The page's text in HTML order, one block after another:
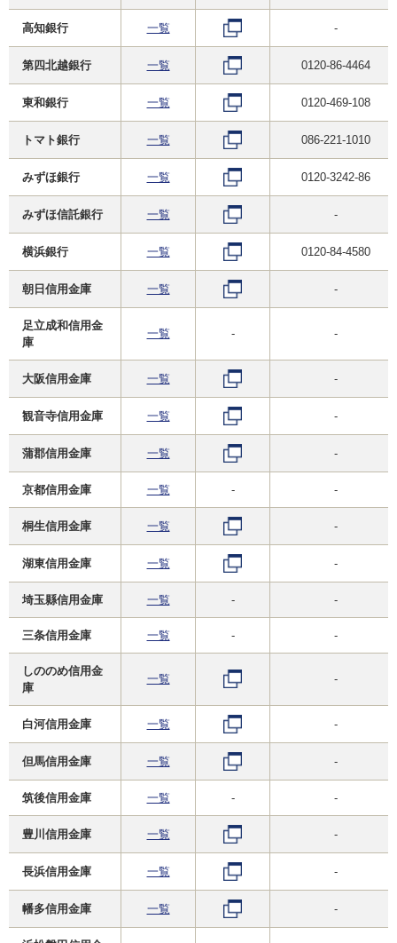
高知銀行 一覧 -
第四北越銀行 一覧 0120-86-4464
東和銀行 一覧 0120-469-108
トマト銀行 一覧 086-221-1010
みずほ銀行 一覧 0120-3242-86
みずほ信託銀行 一覧 -
横浜銀行 一覧 0120-84-4580
朝日信用金庫 一覧 -
足立成和信用金
庫
一覧 - -
大阪信用金庫 一覧 -
観音寺信用金庫 一覧 -
蒲郡信用金庫 一覧 -
京都信用金庫 一覧 - -
桐生信用金庫 一覧 -
湖東信用金庫 一覧 -
埼玉縣信用金庫 一覧 - -
三条信用金庫 一覧 - -
しののめ信用金
庫
一覧 -
白河信用金庫 一覧 -
但馬信用金庫 一覧 -
筑後信用金庫 一覧 - -
豊川信用金庫 一覧 -
長浜信用金庫 一覧 -
幡多信用金庫 一覧 -